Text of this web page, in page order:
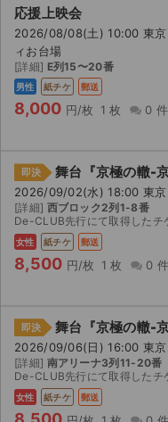
応援上映会
2026/08/08(土) 10:00 東京
ィお台場
[詳細] E列15〜20番
男性 紙チケ 郵送
8,000 円/枚 1 枚 0 件
即決 舞台『京極の轍-
2026/09/02(水) 18:00 東京
[詳細] 西ブロック2列1-8番
De-CLUB先行にて取得したチケットです。発券済みの為郵送でのお譲りになります。(
女性 紙チケ 郵送
8,500 円/枚 1 枚 0 件
即決 舞台『京極の轍-
2026/09/06(日) 16:00 東京
[詳細] 南アリーナ3列11-20番
De-CLUB先行にて取得したチケットです。発券済みの為郵送でのお譲りになります。(
女性 紙チケ 郵送